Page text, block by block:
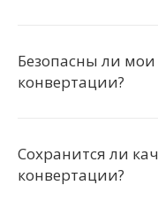
Безопасны ли
конвертации?
Сохранится ли
конвертации?